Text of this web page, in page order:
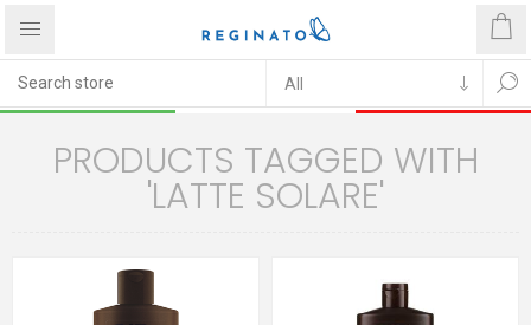
PRODUCTS TAGGED WITH
'LATTE SOLARE'